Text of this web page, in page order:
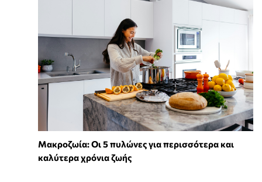
Mακροζωία: Οι 5 πυλώνες για περισσότερα και
καλύτερα χρόνια ζωής